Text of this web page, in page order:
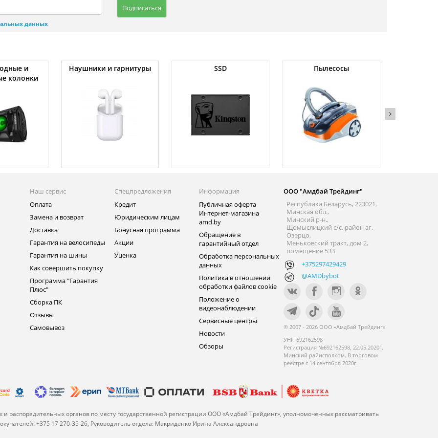
Подписаться
данных
и
колонки
Наушники и гарнитуры SSD Пылесосы
Наш сервис
Оплата
Замена и возврат
Доставка
Гарантия на велосипеды
Гарантия на шины
Как совершить покупку
Программа "Гарантия
Плюс"
Сборка ПК
Отзывы
Самовывоз
Спецпредложения
Кредит
Юридическим лицам
Бонусная программа
Акции
Уценка
Информация
Публичная оферта
Интернет-магазина
amd.by
Обращение в
гарантийный отдел
Обработка персональных
данных
Политика в отношении
обработки файлов cookie
Положение о
видеонаблюдении
Сервисные центры
Новости
Обзоры
ООО "Амдбай Трейдинг"
Республика Беларусь, 223021,
Минская обл.,
Минский р-н.,
Щомыслицкий с/с, район аг.
Озерцо,
Меньковский тракт, дом 2,
помещение 533
+375297429429
@AMDbybot
© 2007 - 2026 ООО «Амдбай Трейдинг»
УНП 692162598
Регистрация №692162598, 22.05.2020г.
Минский райисполком. В торговом
реестре с 14 сентября 2020г.
распорядительных органов по месту государственной регистрации ООО «Амдбай Трейдинг», уполномоченных рассматривать
+375 17 270-35-26, Руководитель отдела: Макриденко Ирина Александровна